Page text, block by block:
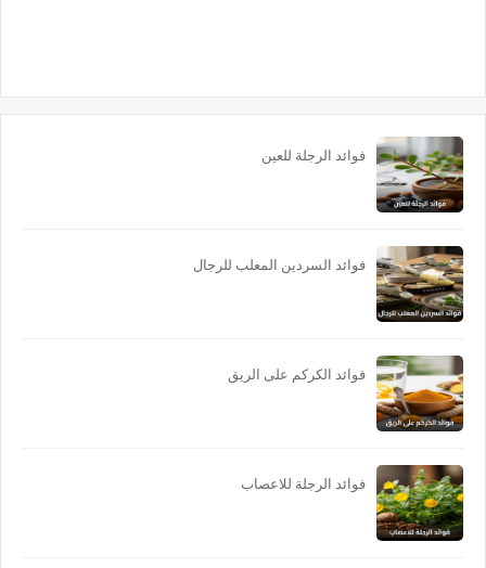
فوائد الرجلة للعين
فوائد السردين المعلب للرجال
فوائد الكركم على الريق
فوائد الرجلة للاعصاب